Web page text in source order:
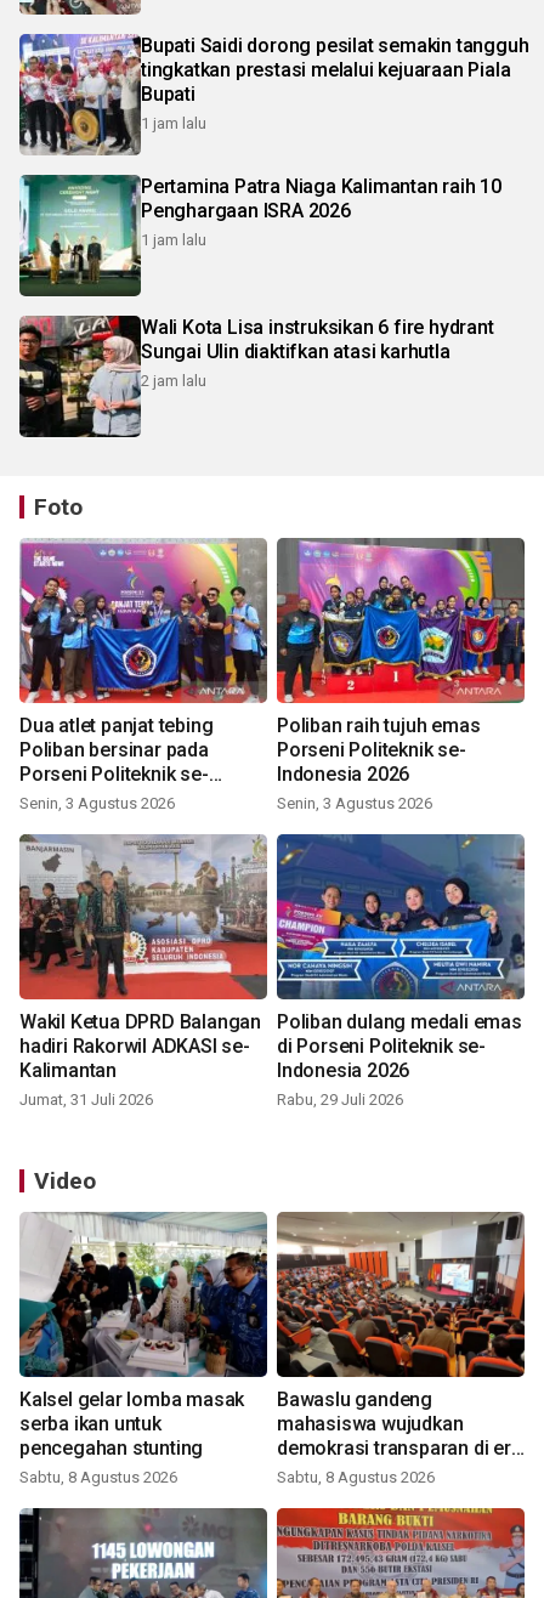
Bupati Saidi dorong pesilat semakin tangguh
tingkatkan prestasi melalui kejuaraan Piala
Bupati
1 jam lalu
Pertamina Patra Niaga Kalimantan raih 10
Penghargaan ISRA 2026
1 jam lalu
Wali Kota Lisa instruksikan 6 fire hydrant
Sungai Ulin diaktifkan atasi karhutla
2 jam lalu
Foto
Dua atlet panjat tebing
Poliban bersinar pada
Porseni Politeknik se-
Indonesia 2026
Senin, 3 Agustus 2026
Poliban raih tujuh emas
Porseni Politeknik se-
Indonesia 2026
Senin, 3 Agustus 2026
Wakil Ketua DPRD Balangan
hadiri Rakorwil ADKASI se-
Kalimantan
Jumat, 31 Juli 2026
Poliban dulang medali emas
di Porseni Politeknik se-
Indonesia 2026
Rabu, 29 Juli 2026
Video
Kalsel gelar lomba masak
serba ikan untuk
pencegahan stunting
Sabtu, 8 Agustus 2026
Bawaslu gandeng
mahasiswa wujudkan
demokrasi transparan di era
digital
Sabtu, 8 Agustus 2026